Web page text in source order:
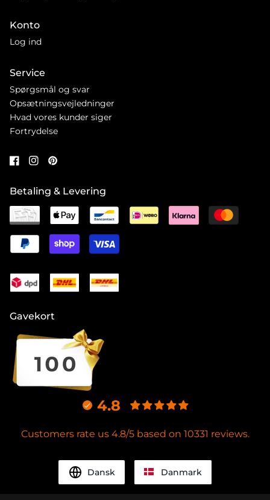
Konto
Log ind
Service
Spørgsmål og svar
Opsætningsvejledninger
Hvad vores kunder siger
Fortrydelse
Betaling & Levering
Gavekort
4.8
Customers rate us 4.8/5 based on 10331 reviews.
Dansk Danmark